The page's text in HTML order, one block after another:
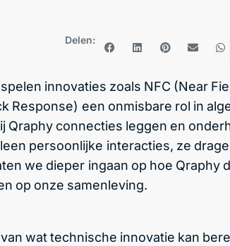
Delen:
innovaties zoals NFC (Near
Response) een onmisbare rol in
Qraphy connecties leggen en
persoonlijke interacties, ze
we dieper ingaan op hoe Qraphy
op onze samenleving.
wat technische innovatie kan